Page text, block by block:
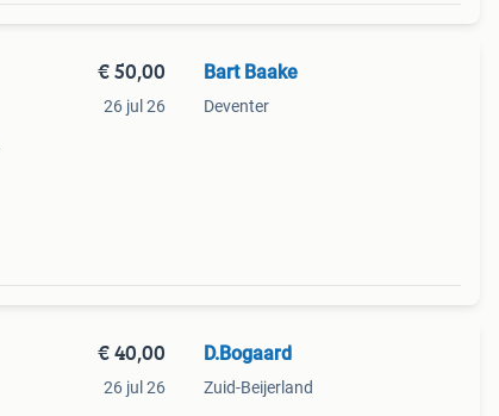
€ 50,00
26 jul 26
Bart Baake
Deventer
€ 40,00
26 jul 26
D.Bogaard
Zuid-Beijerland